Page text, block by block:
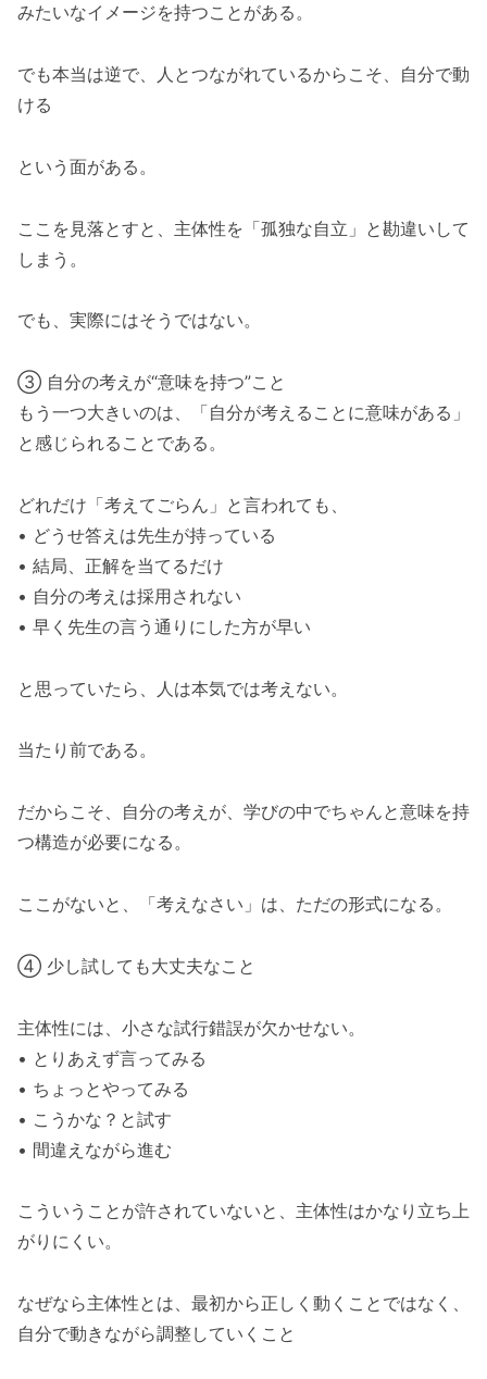
みたいなイメージを持つことがある。
でも本当は逆で、人とつながれているからこそ、自分で動
ける
という面がある。
ここを見落とすと、主体性を「孤独な自立」と勘違いして
しまう。
でも、実際にはそうではない。
③ 自分の考えが“意味を持つ”こと
もう一つ大きいのは、「自分が考えることに意味がある」
と感じられることである。
どれだけ「考えてごらん」と言われても、
• どうせ答えは先生が持っている
• 結局、正解を当てるだけ
• 自分の考えは採用されない
• 早く先生の言う通りにした方が早い
と思っていたら、人は本気では考えない。
当たり前である。
だからこそ、自分の考えが、学びの中でちゃんと意味を持
つ構造が必要になる。
ここがないと、「考えなさい」は、ただの形式になる。
④ 少し試しても大丈夫なこと
主体性には、小さな試行錯誤が欠かせない。
• とりあえず言ってみる
• ちょっとやってみる
• こうかな？と試す
• 間違えながら進む
こういうことが許されていないと、主体性はかなり立ち上
がりにくい。
なぜなら主体性とは、最初から正しく動くことではなく、
自分で動きながら調整していくこと